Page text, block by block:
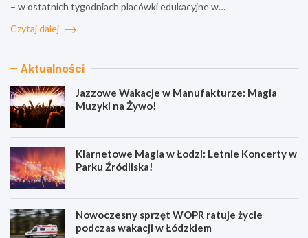
– w ostatnich tygodniach placówki edukacyjne w…
Czytaj dalej
Aktualności
Jazzowe Wakacje w Manufakturze: Magia
Muzyki na Żywo!
Klarnetowe Magia w Łodzi: Letnie Koncerty w
Parku Źródliska!
Nowoczesny sprzęt WOPR ratuje życie
podczas wakacji w Łódzkiem